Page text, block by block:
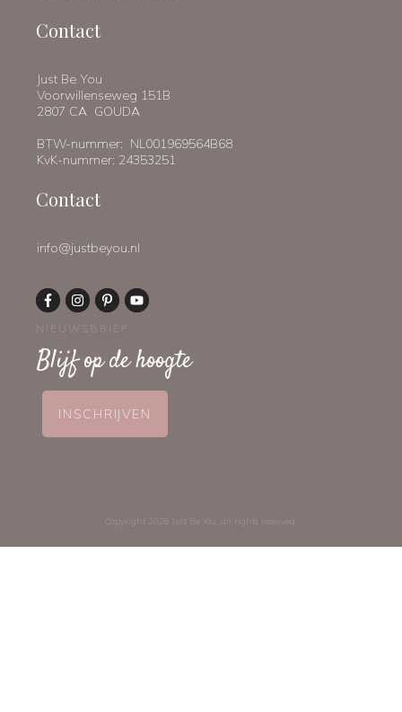
Contact
Just Be You
Voorwillenseweg 151B
2807 CA GOUDA
BTW-nummer: NL001969564B68
KvK-nummer: 24353251
Contact
info@justbeyou.nl
NIEUWSBRIEF
Blijf op de hoogte
INSCHRIJVEN
Copyright 2026 Just Be You , all rights reserved.